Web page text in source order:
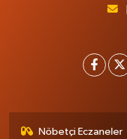
Nöbetçi Eczaneler